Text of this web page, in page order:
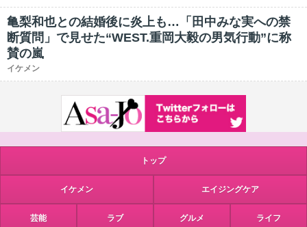
亀梨和也との結婚後に炎上も…「田中みな実への禁
断質問」で見せた“WEST.重岡大毅の男気行動”に称
賛の嵐
イケメン
トップ
イケメン エイジングケア
芸能 ラブ グルメ ライフ